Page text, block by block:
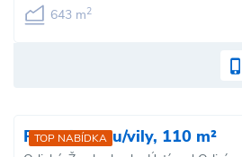
643 m2
TOP NABÍDKA
Prodej domu/vily, 110 m²